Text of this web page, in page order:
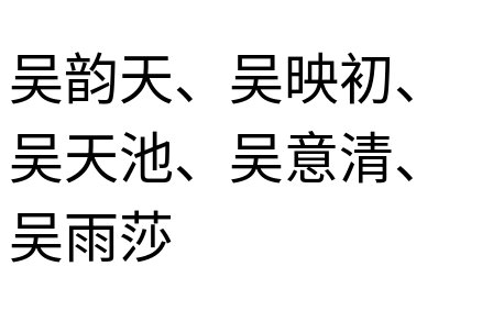
吴韵天、吴映初、
吴天池、吴意清、
吴雨莎